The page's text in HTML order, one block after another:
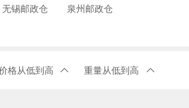
无锡邮政仓
泉州邮政仓
格从低到高  重量从低到高 